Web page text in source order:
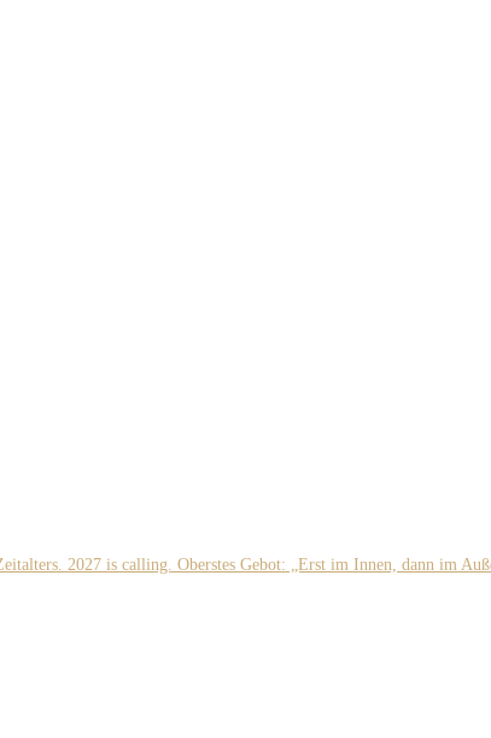
2027 is calling. Oberstes Gebot: „Erst im Innen, dann im